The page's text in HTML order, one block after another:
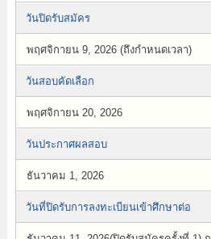
วันปิดรับสมัคร
พฤศจิกายน 9, 2026 (ถึงกำหนดเวลา)
วันสอบคัดเลือก
พฤศจิกายน 20, 2026
วันประกาศผลสอบ
ธันวาคม 1, 2026
วันที่ปิดรับการลงทะเบียนเข้าศึกษาต่อ